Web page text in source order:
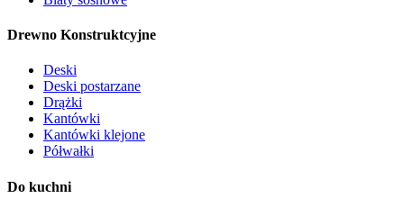
Drewno Konstruktcyjne
Deski
Deski postarzane
Drążki
Kantówki
Kantówki klejone
Półwałki
Do kuchni